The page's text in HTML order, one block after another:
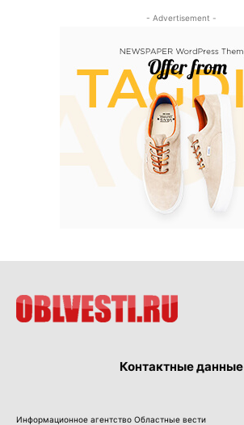
- Advertisement -
Контактные данные
Информационное агентство Областные вести